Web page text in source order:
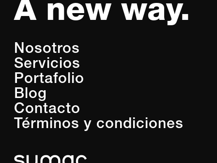
A new way.
Nosotros
Servicios
Portafolio
Blog
Contacto
Términos y condiciones